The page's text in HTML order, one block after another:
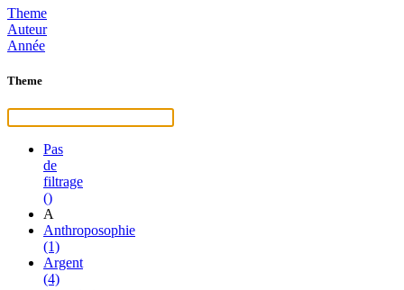
Theme
Auteur
Année
Theme
Pas
de
filtrage
()
A
Anthroposophie
(1)
Argent
(4)